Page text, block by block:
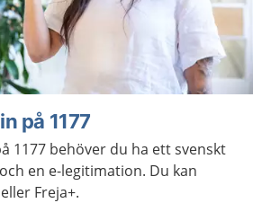
på 1177
1177 behöver du ha ett svenskt
en e-legitimation. Du kan
Freja+.